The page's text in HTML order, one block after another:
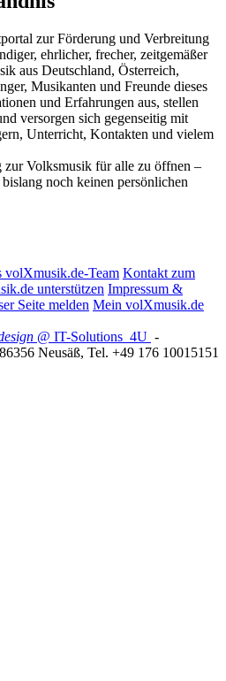
zur Förderung und Verbreitung
ehrlicher, frecher, zeitgemäßer
aus Deutschland, Österreich,
Musikanten und Freunde dieses
und Erfahrungen aus, stellen
versorgen sich gegenseitig mit
Unterricht, Kontakten und vielem
zur Volksmusik für alle zu öffnen –
noch keinen persönlichen
volXmusik.de-Team Kontakt zum
unterstützen Impressum &
Seite melden Mein volXmusik.de
@ IT-Solutions 4U -
86356 Neusäß, Tel. +49 176 10015151